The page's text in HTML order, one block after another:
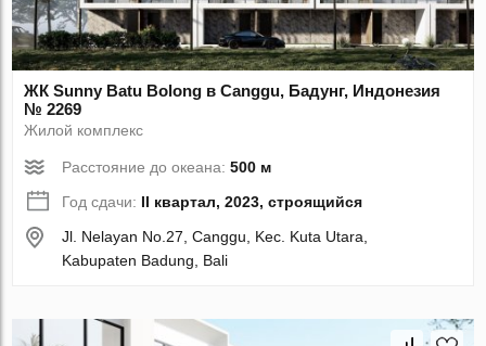
ЖК Sunny Batu Bolong в Canggu, Бадунг, Индонезия
№ 2269
Жилой комплекс
Расстояние до океана:500 м
Год сдачи: II квартал, 2023, строящийся
Jl. Nelayan No.27, Canggu, Kec. Kuta Utara,
Kabupaten Badung, Bali